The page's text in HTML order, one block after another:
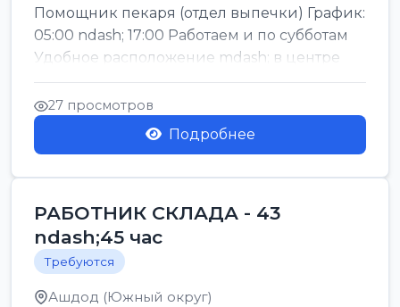
Помощник пекаря (отдел выпечки) График:
05:00 ndash; 17:00 Работаем и по субботам
Удобное расположение mdash; в центре
го...
27 просмотров
Подробнее
РАБОТНИК СКЛАДА - 43
ndash;45 час
Требуются
Ашдод (Южный округ)